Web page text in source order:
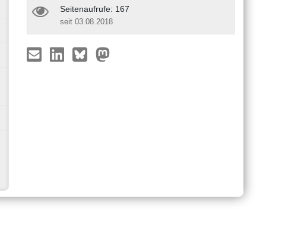
Seitenaufrufe: 167
seit 03.08.2018